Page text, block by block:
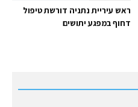
ראש עיריית נתניה דורשת טיפול
דחוף במפגע יתושים